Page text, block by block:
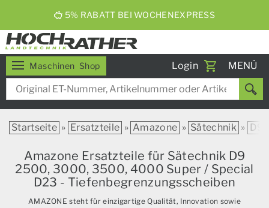
5% RABATT BEI WOCHENEXPRESS
Maschinen Shop Login
Toggle
MENÜ
Startseite » Ersatzteile » Amazone » Sätechnik » D9
Amazone Ersatzteile für Sätechnik D9
2500, 3000, 3500, 4000 Super / Special
D23 - Tiefenbegrenzungsscheiben
AMAZONE steht für einzigartige Qualität, Innovation sowie